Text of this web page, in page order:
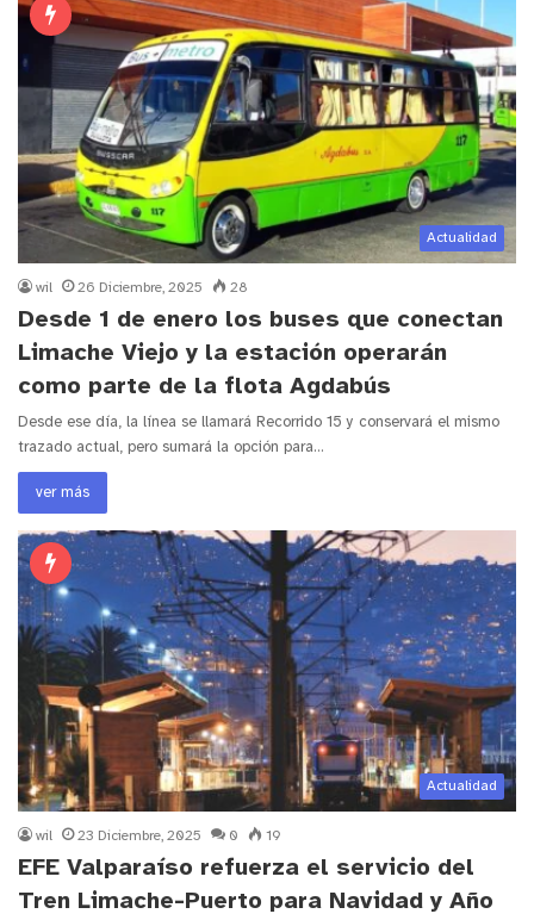
Actualidad
wil 26 Diciembre, 2025 28
Desde 1 de enero los buses que conectan
Limache Viejo y la estación operarán
como parte de la flota Agdabús
Desde ese día, la línea se llamará Recorrido 15 y conservará el mismo
trazado actual, pero sumará la opción para…
ver más
Actualidad
wil 23 Diciembre, 2025 0 19
EFE Valparaíso refuerza el servicio del
Tren Limache-Puerto para Navidad y Año